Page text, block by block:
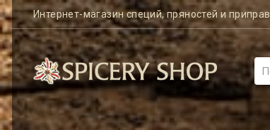
Интернет-магазин специй, пряностей и приправ